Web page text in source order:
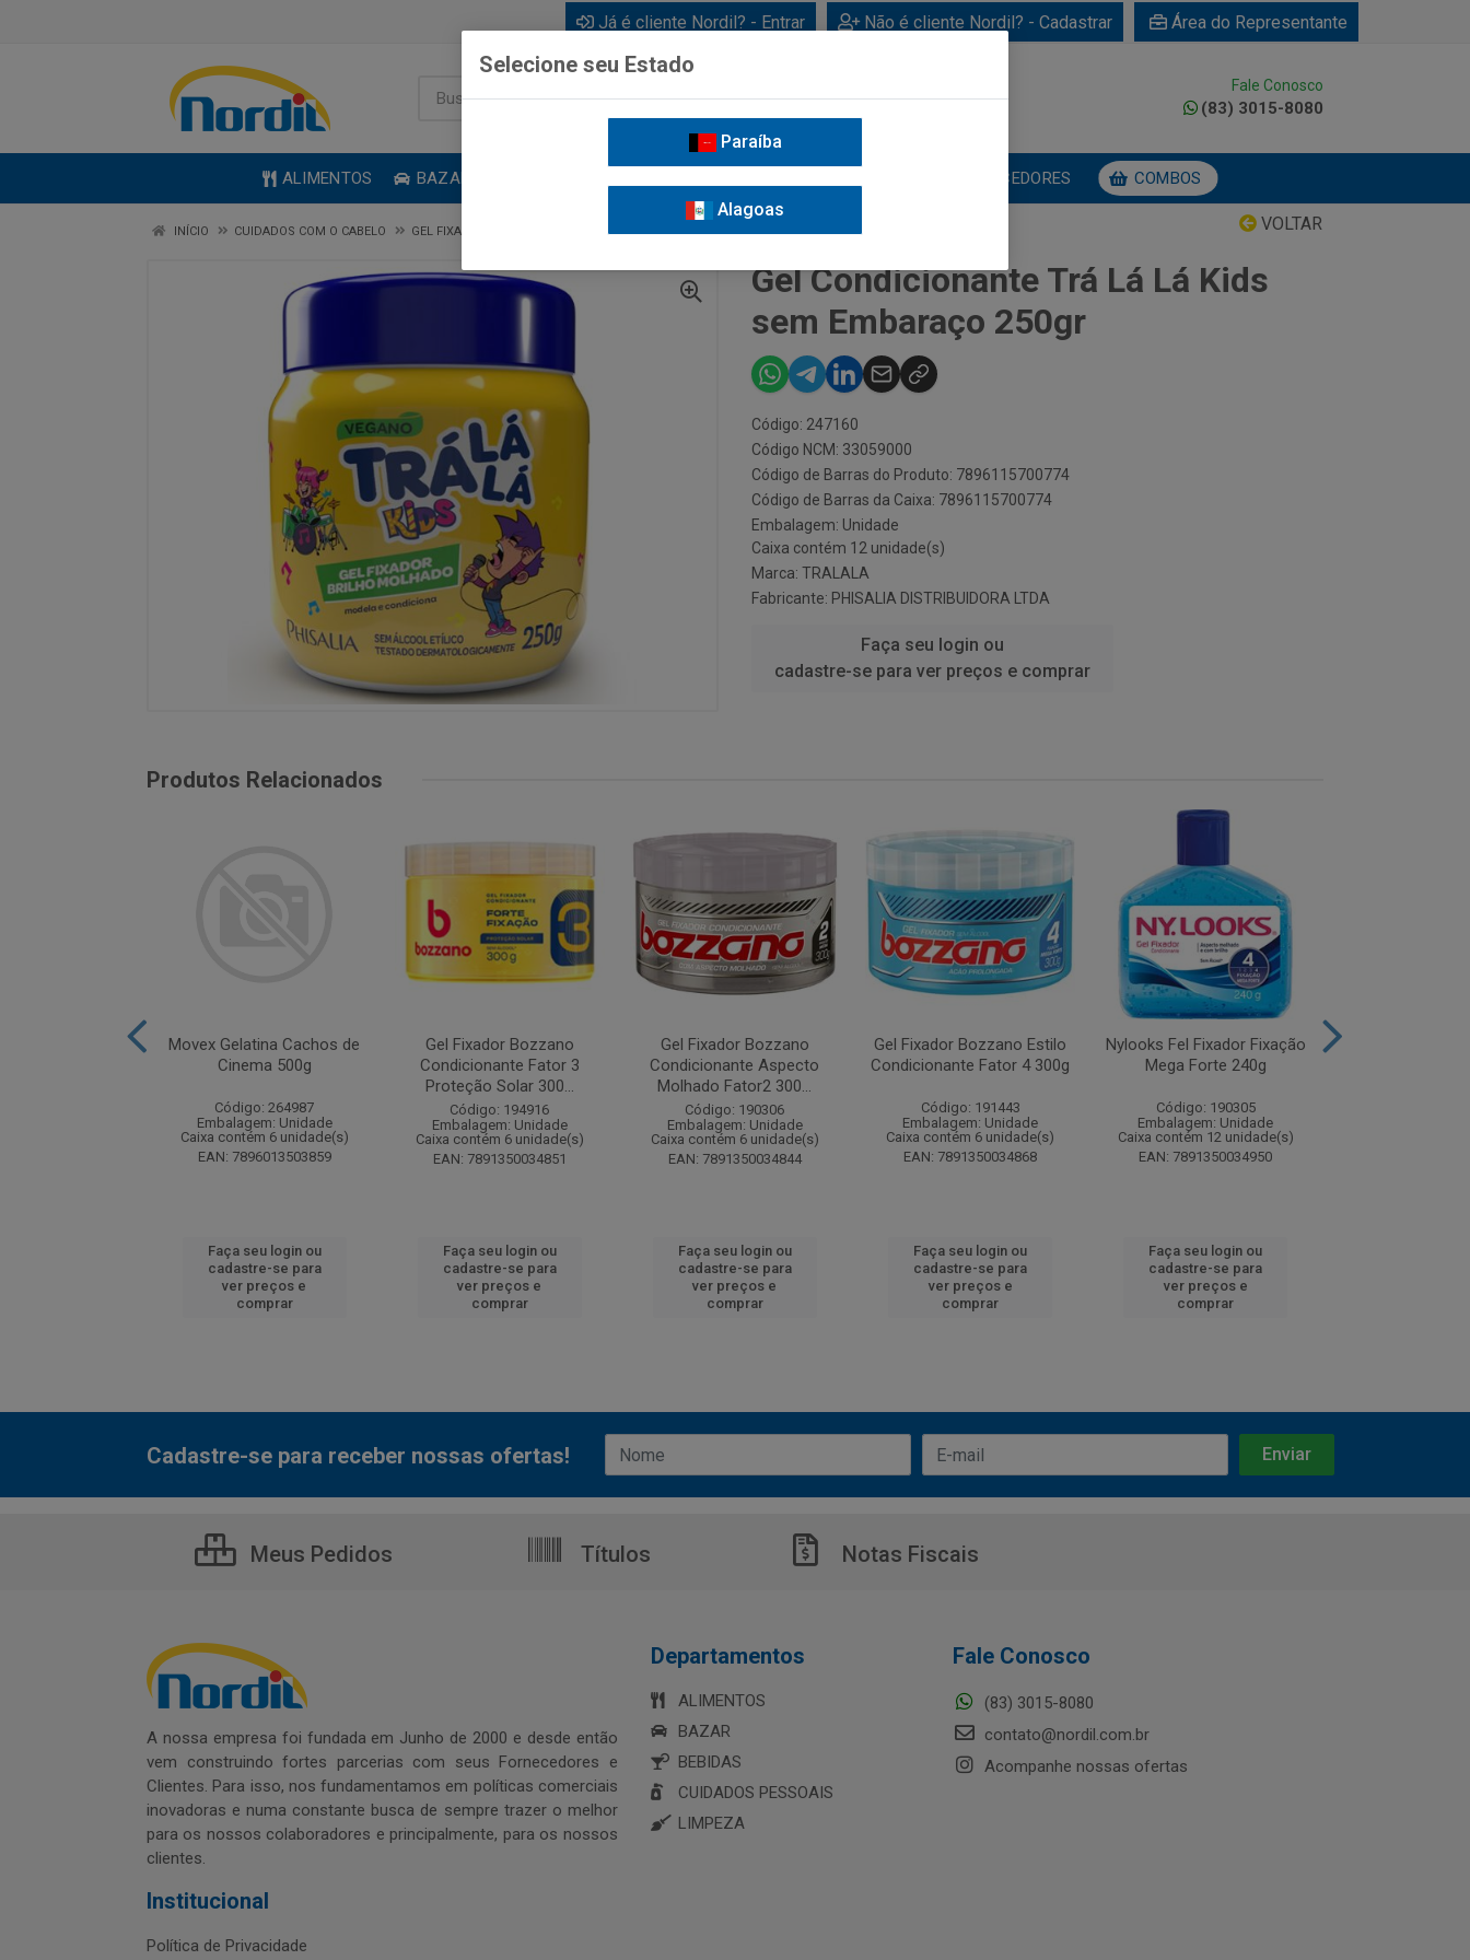
Já é cliente Nordil? - Entrar Não é cliente Nordil? - Cadastrar Área do Representante
Fale Conosco
(83) 3015-8080
ALIMENTOS BAZAR FORNECEDORES COMBOS
VOLTAR
INÍCIO CUIDADOS COM O CABELO GEL FIXADOR GEL CONDICIONANTE TRÁ LÁ LÁ KIDS SEM EMBARAÇO 250GR
Gel Condicionante Trá Lá Lá Kids
sem Embaraço 250gr
Código: 247160
Código NCM: 33059000
Código de Barras do Produto: 7896115700774
Código de Barras da Caixa: 7896115700774
Embalagem: Unidade
Caixa contém 12 unidade(s)
Marca: TRALALA
Fabricante: PHISALIA DISTRIBUIDORA LTDA
Faça seu login ou
cadastre-se para ver preços e comprar
Produtos Relacionados
Movex Gelatina Cachos de
Cinema 500g
Código: 264987
Embalagem: Unidade
Caixa contém 6 unidade(s)
EAN: 7896013503859
Faça seu login ou
cadastre-se para
ver preços e
comprar
Gel Fixador Bozzano
Condicionante Fator 3
Proteção Solar 300...
Código: 194916
Embalagem: Unidade
Caixa contém 6 unidade(s)
EAN: 7891350034851
Faça seu login ou
cadastre-se para
ver preços e
comprar
Gel Fixador Bozzano
Condicionante Aspecto
Molhado Fator2 300...
Código: 190306
Embalagem: Unidade
Caixa contém 6 unidade(s)
EAN: 7891350034844
Faça seu login ou
cadastre-se para
ver preços e
comprar
Gel Fixador Bozzano Estilo
Condicionante Fator 4 300g
Código: 191443
Embalagem: Unidade
Caixa contém 6 unidade(s)
EAN: 7891350034868
Faça seu login ou
cadastre-se para
ver preços e
comprar
Nylooks Fel Fixador Fixação
Mega Forte 240g
Código: 190305
Embalagem: Unidade
Caixa contém 12 unidade(s)
EAN: 7891350034950
Faça seu login ou
cadastre-se para
ver preços e
comprar
Cadastre-se para receber nossas ofertas!
Meus Pedidos Títulos Notas Fiscais
A nossa empresa foi fundada em Junho de 2000 e desde então
vem construindo fortes parcerias com seus Fornecedores e
Clientes. Para isso, nos fundamentamos em políticas comerciais
inovadoras e numa constante busca de sempre trazer o melhor
para os nossos colaboradores e principalmente, para os nossos
clientes.
Institucional
Política de Privacidade
Departamentos
ALIMENTOS
BAZAR
BEBIDAS
CUIDADOS PESSOAIS
LIMPEZA
Fale Conosco
(83) 3015-8080
contato@nordil.com.br
Acompanhe nossas ofertas
Selecione seu Estado
Paraíba
Alagoas